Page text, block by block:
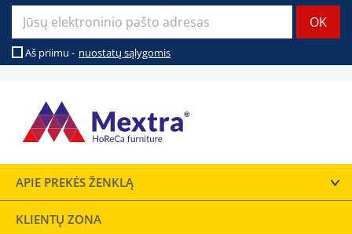
Aš priimu - nuostatų sąlygomis
APIE PREKĖS ŽENKLĄ
KLIENTŲ ZONA